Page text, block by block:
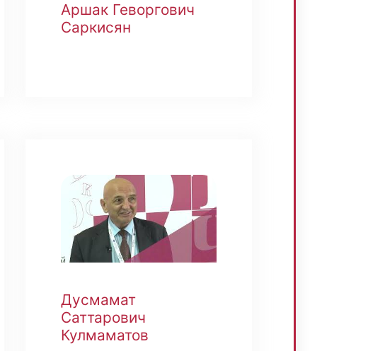
Аршак Геворгович
Саркисян
Дусмамат
Саттарович
Кулмаматов